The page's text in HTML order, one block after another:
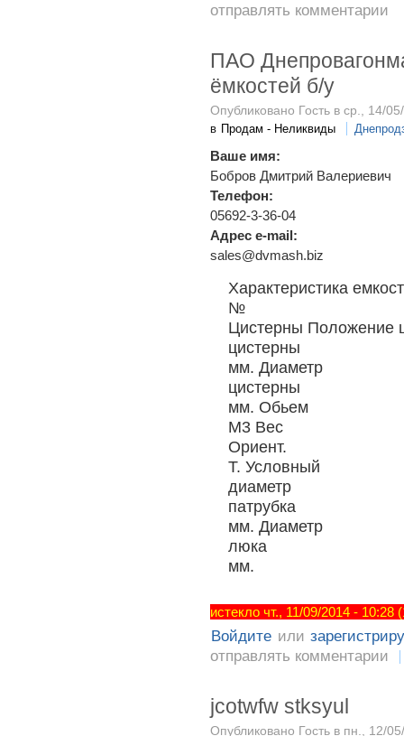
отправлять комментарии
ПАО
ёмкостей б/у
Опубликовано Гость в ср., 14/
в Продам - Неликвиды
Ваше имя:
Бобров Дмитрий Валериевич
Телефон:
05692-3-36-04
Адрес e-mail:
sales@dvmash.biz
Характеристика
№
Цистерны Положение
цистерны
мм. Диаметр
цистерны
мм. Обьем
М3 Вес
Ориент.
Т. Условный
диаметр
патрубка
мм. Диаметр
люка
мм.
истекло чт., 11/09/2014 - 10:28
Войдите или
отправлять комментарии
jcotwfw stksyul
Опубликовано Гость в пн., 12/